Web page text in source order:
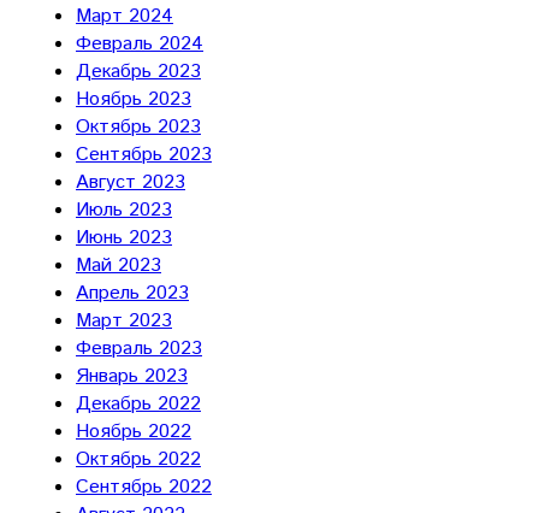
Март 2024
Февраль 2024
Декабрь 2023
Ноябрь 2023
Октябрь 2023
Сентябрь 2023
Август 2023
Июль 2023
Июнь 2023
Май 2023
Апрель 2023
Март 2023
Февраль 2023
Январь 2023
Декабрь 2022
Ноябрь 2022
Октябрь 2022
Сентябрь 2022